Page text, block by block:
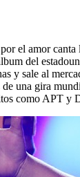
el amor canta
del
y sale al
una gira
como APT y